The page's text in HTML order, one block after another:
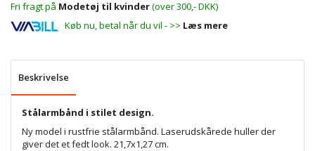
Fri fragt på Modetøj til kvinder(over 300,- DKK)
Køb nu, betal når du vil - >> Læs mere
Beskrivelse
Stålarmbånd i stilet design.
Ny model i rustfrie stålarmbånd. Laserudskårede huller der
giver det et fedt look. 21,7x1,27 cm.